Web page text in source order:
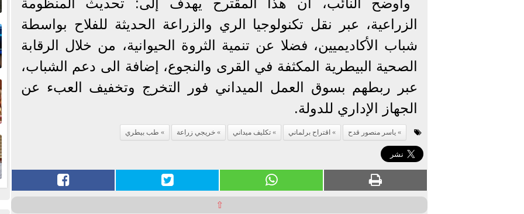
وأوضح النائب، أن هذا المقترح يهدف إلى: تحديث المنظومة
الزراعية، عبر نقل تكنولوجيا الري والزراعة الحديثة للفلاح بواسطة
شباب الأكاديميين، فضلا عن تنمية الثروة الحيوانية، من خلال الرقابة
الصحية البيطرية المكثفة في القرى والنجوع، إضافة الى دعم الشباب،
عبر ربطهم بسوق العمل الميداني فور التخرج وتخفيف العبء عن
الجهاز الإداري للدولة.
ياسر منصور قدح اقتراح برلماني تكليف ميداني خريجي زراعة طب بيطري
⇧